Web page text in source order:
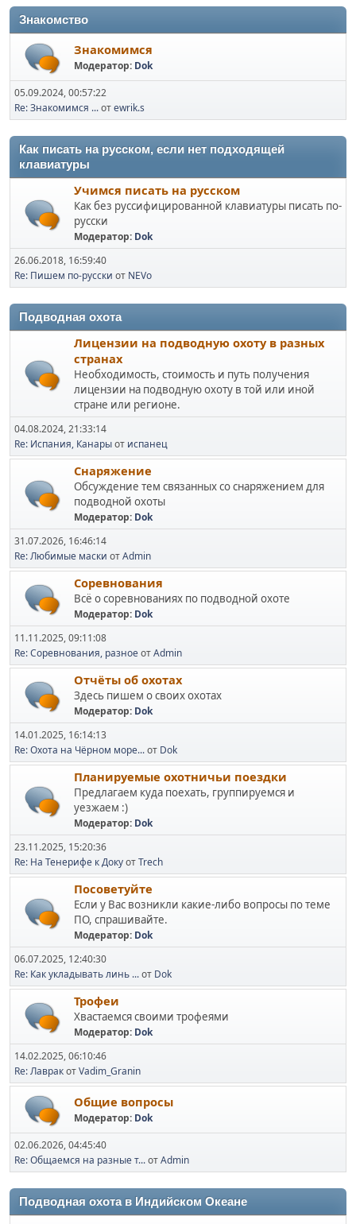
Знакомство
Знакомимся
Модератор: Dok
05.09.2024, 00:57:22
Re: Знакомимся ...отewrik.s
Как писать на русском, если нет подходящей
клавиатуры
Учимся писать на русском
Как без руссифицированной клавиатуры писать по-
русски
Модератор: Dok
26.06.2018, 16:59:40
Re: Пишем по-русски от NEVo
Подводная охота
Лицензии на подводную охоту в разных
странах
Необходимость, стоимость и путь получения
лицензии на подводную охоту в той или иной
стране или регионе.
04.08.2024, 21:33:14
Re: Испания, Канарыот испанец
Снаряжение
Обсуждение тем связанных со снаряжением для
подводной охоты
Модератор: Dok
31.07.2026, 16:46:14
Re: Любимые маски отAdmin
Соревнования
Всё о соревнованиях по подводной охоте
Модератор: Dok
11.11.2025, 09:11:08
Re: Соревнования, разноеотAdmin
Отчёты об охотах
Здесь пишем о своих охотах
Модератор: Dok
14.01.2025, 16:14:13
Re: Охота на Чёрном море...от Dok
Планируемые охотничьи поездки
Предлагаем куда поехать, группируемся и
уезжаем :)
Модератор: Dok
23.11.2025, 15:20:36
Re: На Тенерифе к ДокуотTrech
Посоветуйте
Если у Вас возникли какие-либо вопросы по теме
ПО, спрашивайте.
Модератор: Dok
06.07.2025, 12:40:30
Re: Как укладывать линь ...от Dok
Трофеи
Хвастаемся своими трофеями
Модератор: Dok
14.02.2025, 06:10:46
Re: ЛавракотVadim_Granin
Общие вопросы
Модератор: Dok
02.06.2026, 04:45:40
Re: Общаемся на разные т...отAdmin
Подводная охота в Индийском Океане